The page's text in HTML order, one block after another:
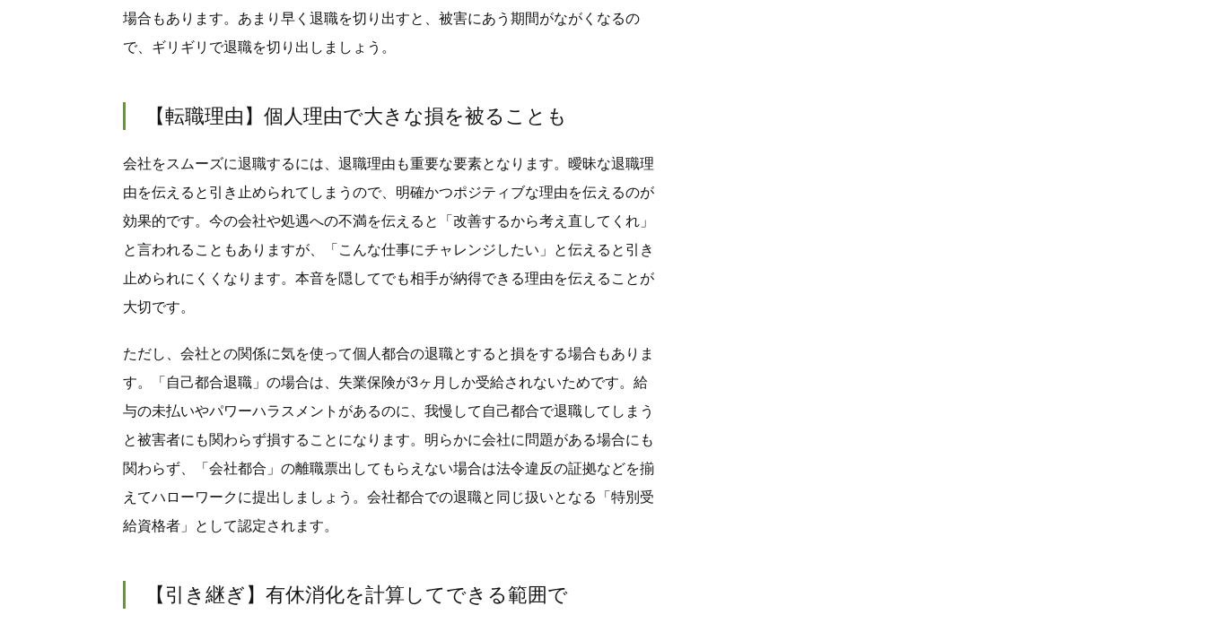
場合もあります。あまり早く退職を切り出すと、被害にあう期間がながくなるの
で、ギリギリで退職を切り出しましょう。
【転職理由】個人理由で大きな損を被ることも
会社をスムーズに退職するには、退職理由も重要な要素となります。曖昧な退職理
由を伝えると引き止められてしまうので、明確かつポジティブな理由を伝えるのが
効果的です。今の会社や処遇への不満を伝えると「改善するから考え直してくれ」
と言われることもありますが、「こんな仕事にチャレンジしたい」と伝えると引き
止められにくくなります。本音を隠してでも相手が納得できる理由を伝えることが
大切です。
ただし、会社との関係に気を使って個人都合の退職とすると損をする場合もありま
す。「自己都合退職」の場合は、失業保険が3ヶ月しか受給されないためです。給
与の未払いやパワーハラスメントがあるのに、我慢して自己都合で退職してしまう
と被害者にも関わらず損することになります。明らかに会社に問題がある場合にも
関わらず、「会社都合」の離職票出してもらえない場合は法令違反の証拠などを揃
えてハローワークに提出しましょう。会社都合での退職と同じ扱いとなる「特別受
給資格者」として認定されます。
【引き継ぎ】有休消化を計算してできる範囲で